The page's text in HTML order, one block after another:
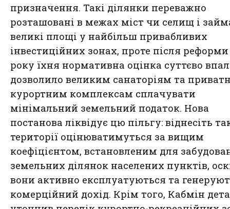
призначення. Такі ділянки переважно
розташовані в межах міст чи селищ і
великі площі у найбільш привабливих
інвестиційних зонах, проте після реформи
року їхня нормативна оцінка суттєво
дозволило великим санаторіям та
курортним комплексам сплачувати
мінімальний земельний податок. Нова
постанова ліквідує цю пільгу: віднесіть
території оцінюватимуться за вищим
коефіцієнтом, встановленим для
земельних ділянок населених пунктів,
вони активно експлуатуються та
комерційний дохід. Крім того, Кабмін